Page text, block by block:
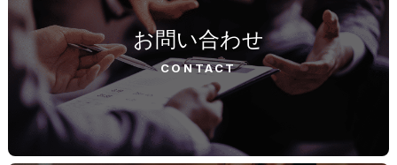
お問い合わせ
CONTACT